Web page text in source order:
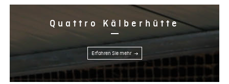
Quattro Kälberhütte
Erfahren Sie mehr